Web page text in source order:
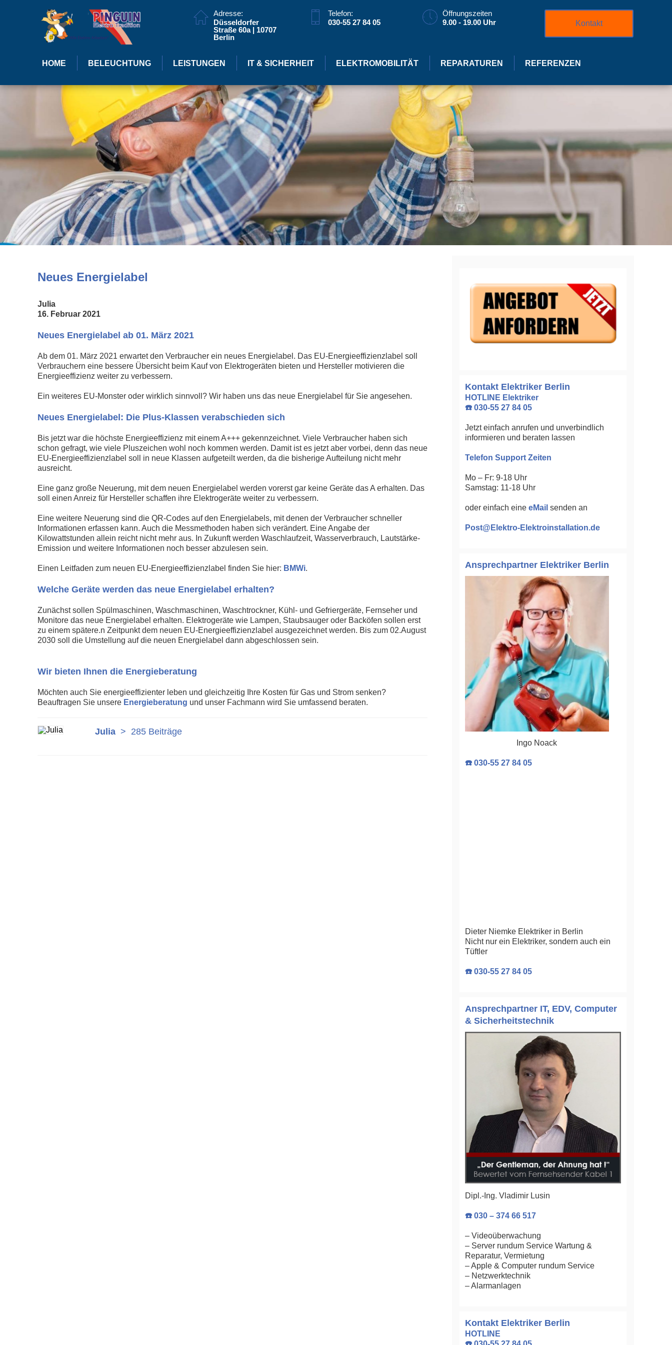
Adresse:
Düsseldorfer
Straße 60a | 10707
Berlin
Telefon:
030-55 27 84 05
Öffnungszeiten
9.00 - 19.00 Uhr
Kontakt
HOME BELEUCHTUNG LEISTUNGEN IT & SICHERHEIT ELEKTROMOBILITÄT REPARATUREN REFERENZEN
Neues Energielabel
Julia
16. Februar 2021
Neues Energielabel ab 01. März 2021
Ab dem 01. März 2021 erwartet den Verbraucher ein neues Energielabel. Das EU-Energieeffizienzlabel soll
Verbrauchern eine bessere Übersicht beim Kauf von Elektrogeräten bieten und Hersteller motivieren die
Energieeffizienz weiter zu verbessern.
Ein weiteres EU-Monster oder wirklich sinnvoll? Wir haben uns das neue Energielabel für Sie angesehen.
Neues Energielabel: Die Plus-Klassen verabschieden sich
Bis jetzt war die höchste Energieeffizienz mit einem A+++ gekennzeichnet. Viele Verbraucher haben sich
schon gefragt, wie viele Pluszeichen wohl noch kommen werden. Damit ist es jetzt aber vorbei, denn das neue
EU-Energieeffizienzlabel soll in neue Klassen aufgeteilt werden, da die bisherige Aufteilung nicht mehr
ausreicht.
Eine ganz große Neuerung, mit dem neuen Energielabel werden vorerst gar keine Geräte das A erhalten. Das
soll einen Anreiz für Hersteller schaffen ihre Elektrogeräte weiter zu verbessern.
Eine weitere Neuerung sind die QR-Codes auf den Energielabels, mit denen der Verbraucher schneller
Informationen erfassen kann. Auch die Messmethoden haben sich verändert. Eine Angabe der
Kilowattstunden allein reicht nicht mehr aus. In Zukunft werden Waschlaufzeit, Wasserverbrauch, Lautstärke-
Emission und weitere Informationen noch besser abzulesen sein.
Einen Leitfaden zum neuen EU-Energieeffizienzlabel finden Sie hier: BMWi.
Welche Geräte werden das neue Energielabel erhalten?
Zunächst sollen Spülmaschinen, Waschmaschinen, Waschtrockner, Kühl- und Gefriergeräte, Fernseher und
Monitore das neue Energielabel erhalten. Elektrogeräte wie Lampen, Staubsauger oder Backöfen sollen erst
zu einem spätere.n Zeitpunkt dem neuen EU-Energieeffizienzlabel ausgezeichnet werden. Bis zum 02.August
2030 soll die Umstellung auf die neuen Energielabel dann abgeschlossen sein.
Wir bieten Ihnen die Energieberatung
Möchten auch Sie energieeffizienter leben und gleichzeitig Ihre Kosten für Gas und Strom senken?
Beauftragen Sie unsere Energieberatung und unser Fachmann wird Sie umfassend beraten.
Julia > 285 Beiträge
Kontakt Elektriker Berlin
HOTLINE Elektriker
☎️ 030-55 27 84 05
Jetzt einfach anrufen und unverbindlich
informieren und beraten lassen
Telefon Support Zeiten
Mo – Fr: 9-18 Uhr
Samstag: 11-18 Uhr
oder einfach eine eMail senden an
Post@Elektro-Elektroinstallation.de
Ansprechpartner Elektriker Berlin
Ingo Noack
☎️ 030-55 27 84 05
Dieter Niemke Elektriker in Berlin
Nicht nur ein Elektriker, sondern auch ein
Tüftler
☎️ 030-55 27 84 05
Ansprechpartner IT, EDV, Computer
& Sicherheitstechnik
Dipl.-Ing. Vladimir Lusin
☎️ 030 – 374 66 517
– Videoüberwachung
– Server rundum Service Wartung &
Reparatur, Vermietung
– Apple & Computer rundum Service
– Netzwerktechnik
– Alarmanlagen
Kontakt Elektriker Berlin
HOTLINE